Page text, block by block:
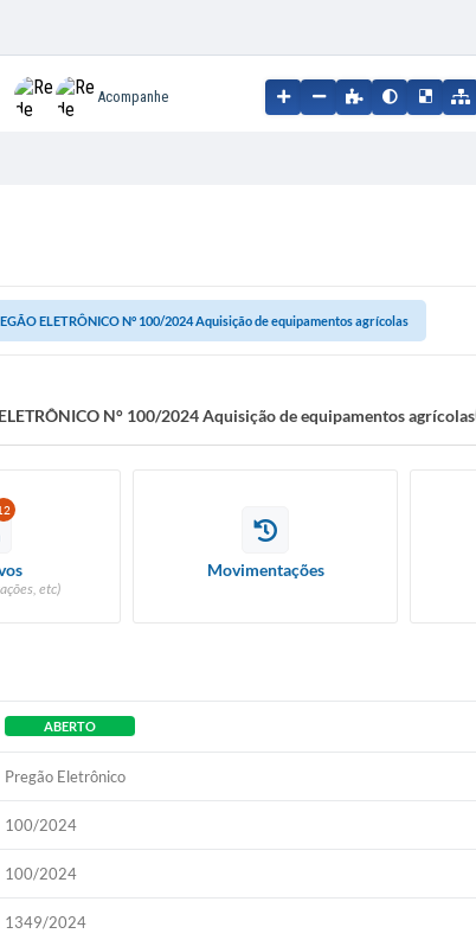
Acompanhe
ELETRÔNICO N° 100/2024 Aquisição de equipamentos agrícolas
N° 100/2024 Aquisição de equipamentos agrícolas
etc)
Movimentações
ABERTO
Pregão Eletrônico
100/2024
100/2024
1349/2024